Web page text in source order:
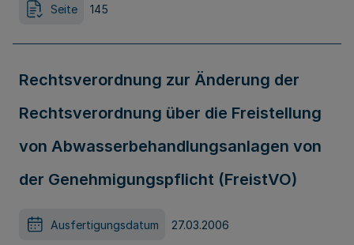
Seite 145
Rechtsverordnung zur Änderung der
Rechtsverordnung über die Freistellung
von Abwasserbehandlungsanlagen von
der Genehmigungspflicht (FreistVO)
Ausfertigungsdatum 27.03.2006